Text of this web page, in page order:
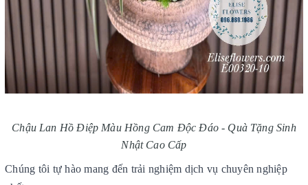
Chậu Lan Hồ Điệp Màu Hồng Cam Độc Đáo - Quà Tặng Sinh
Nhật Cao Cấp
Chúng tôi tự hào mang đến trải nghiệm dịch vụ chuyên nghiệp